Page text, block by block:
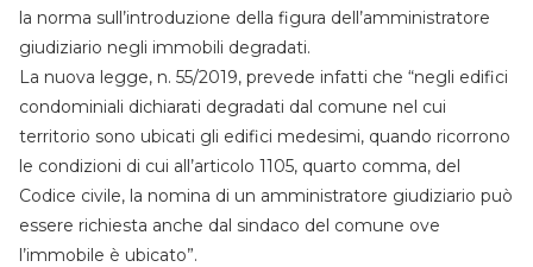
la norma sull’introduzione della figura dell’amministratore
giudiziario negli immobili degradati.
La nuova legge, n. 55/2019, prevede infatti che “negli edifici
condominiali dichiarati degradati dal comune nel cui
territorio sono ubicati gli edifici medesimi, quando ricorrono
le condizioni di cui all’articolo 1105, quarto comma, del
Codice civile, la nomina di un amministratore giudiziario può
essere richiesta anche dal sindaco del comune ove
l’immobile è ubicato”.